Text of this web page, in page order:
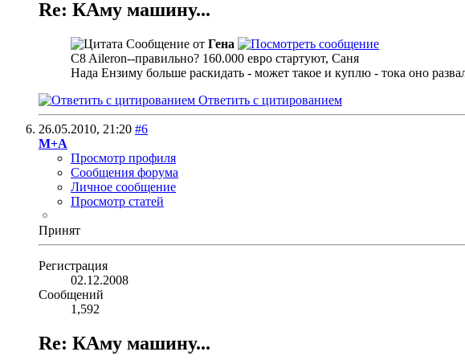
Re: КАму машину...
Сообщение от Гена
C8 Aileron--правильно? 160.000 евро стартуют, Саня
Нада Ензиму больше раскидать - может такое и куплю - тока оно
Ответить с цитированием
26.05.2010, 21:20 #6
М+А
Просмотр профиля
Сообщения форума
Личное сообщение
Просмотр статей
Принят
Регистрация
02.12.2008
Сообщений
1,592
Re: КАму машину...